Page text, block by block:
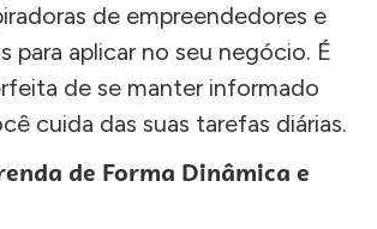
de empreendedores e
para aplicar no seu negócio. É
de se manter informado
cuida das suas tarefas diárias.
de Forma Dinâmica e